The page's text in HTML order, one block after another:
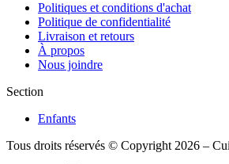
Politiques et conditions d'achat
Politique de confidentialité
Livraison et retours
À propos
Nous joindre
Section
Enfants
Tous droits réservés © Copyright 2026 –